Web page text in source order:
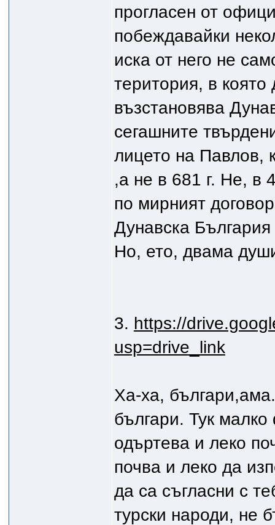
прогласен от
побеждавайки
иска от него не
територия, в която
възстановява
сегашните
лицето на Павлов,
,а не в 681 г. Не, в
по мирният
Дунавска
Но, ето, двама
3. https://
usp=drive_link
Ха-ха,
българи. Тук
одъртева и леко
почва и леко да
да са съгласни с
турски народи, не